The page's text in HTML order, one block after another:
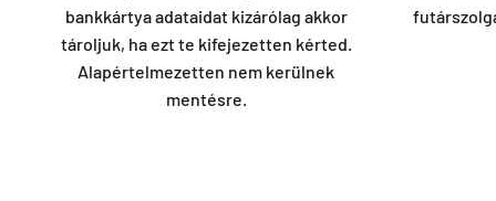
bankkártya adataidat kizárólag akkor
tároljuk, ha ezt te kifejezetten kérted.
Alapértelmezetten nem kerülnek
mentésre.